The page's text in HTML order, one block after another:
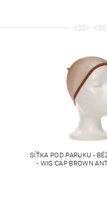
SÍŤKA POD PARUKU -
- WIG CAP BROWN